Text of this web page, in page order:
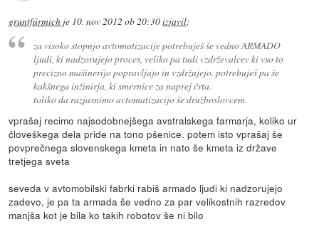
gruntfürmich je 10. nov 2012 ob 20:30izjavil:
za visoko stopnjo avtomatizacije potrebuješ še vedno ARMADO
ljudi, ki nadzorujejo proces, veliko pa tudi vzdrževalcev ki vso to
precizno mašinerijo popravljajo in vzdržujejo. potrebuješ pa še
kakšnega inžinirja, ki smernice za naprej črta.
toliko da razjasnimo avtomatizacijo še družboslovcem.
vprašaj recimo najsodobnejšega avstralskega farmarja, koliko ur
človeškega dela pride na tono pšenice. potem isto vprašaj še
povprečnega slovenskega kmeta in nato še kmeta iz države
tretjega sveta
seveda v avtomobilski fabrki rabiš armado ljudi ki nadzorujejo
zadevo, je pa ta armada še vedno za par velikostnih razredov
manjša kot je bila ko takih robotov še ni bilo